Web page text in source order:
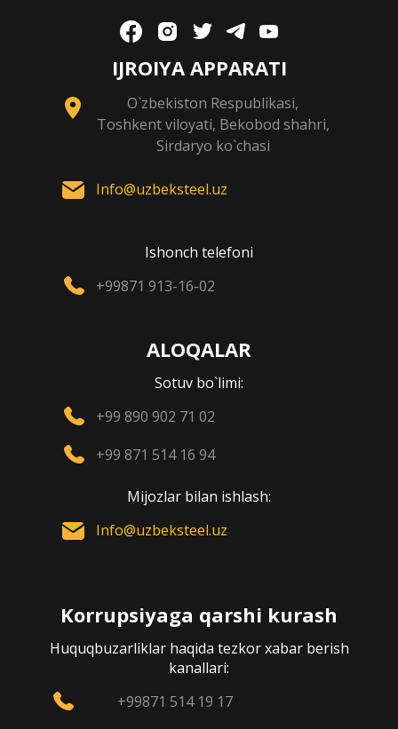
IJROIYA APPARATI
O`zbekiston Respublikasi,
Toshkent viloyati, Bekobod shahri,
Sirdaryo ko`chasi
Info@uzbeksteel.uz
Ishonch telefoni
+99871 913-16-02
ALOQALAR
Sotuv bo`limi:
+99 890 902 71 02
+99 871 514 16 94
Mijozlar bilan ishlash:
Info@uzbeksteel.uz
Korrupsiyaga qarshi kurash
Huquqbuzarliklar haqida tezkor xabar berish
kanallari:
+99871 514 19 17